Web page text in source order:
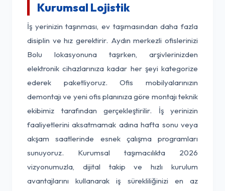
Kurumsal Lojistik
İş yerinizin taşınması, ev taşımasından daha fazla
disiplin ve hız gerektirir. Aydın merkezli ofislerinizi
Bolu lokasyonuna taşırken, arşivlerinizden
elektronik cihazlarınıza kadar her şeyi kategorize
ederek paketliyoruz. Ofis mobilyalarınızın
demontajı ve yeni ofis planınıza göre montajı teknik
ekibimiz tarafından gerçekleştirilir. İş yerinizin
faaliyetlerini aksatmamak adına hafta sonu veya
akşam saatlerinde esnek çalışma programları
sunuyoruz. Kurumsal taşımacılıkta 2026
vizyonumuzla, dijital takip ve hızlı kurulum
avantajlarını kullanarak iş sürekliliğinizi en az